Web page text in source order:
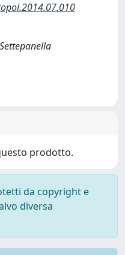
prodotto.
da copyright e
diversa